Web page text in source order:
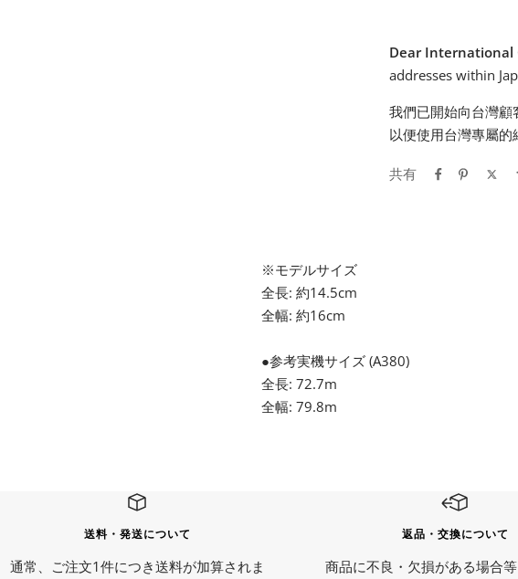
Dear International
addresses within
我們已開始向台灣顧
以便使用台灣專屬的
共有
※モデルサイズ
全長: 約14.5cm
全幅: 約16cm
●参考実機サイズ (A380)
全長: 72.7m
全幅: 79.8m
送料・発送について
通常、ご注文1件につき送料が加算されま
返品・交換について
商品に不良・欠損がある場合